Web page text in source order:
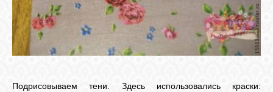
Подрисовываем тени. Здесь использовались краски: